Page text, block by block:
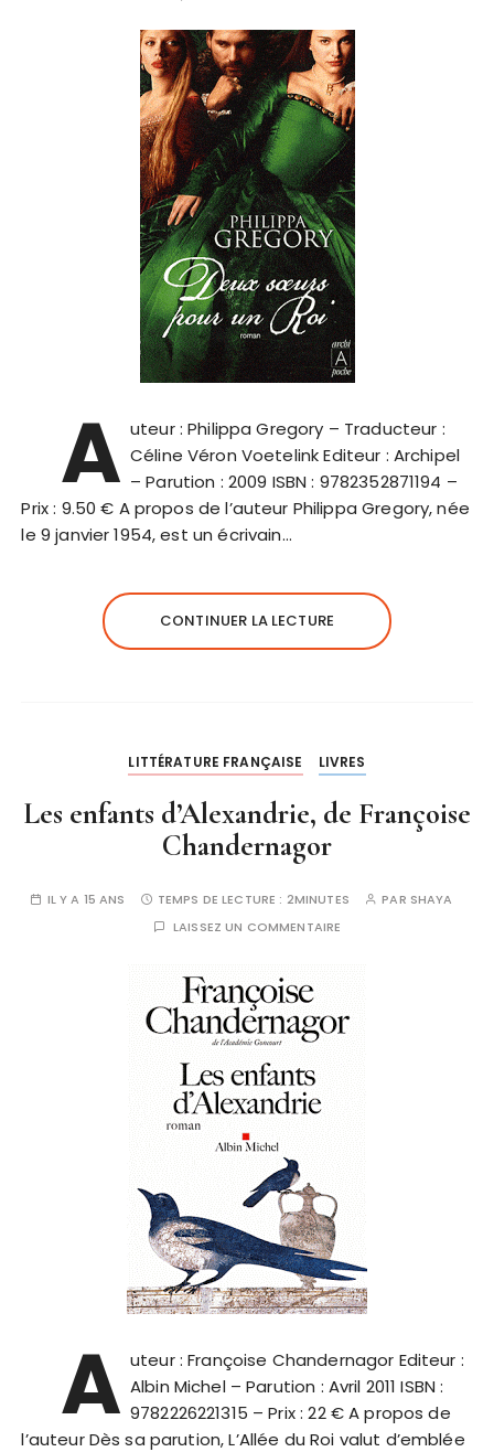
A uteur : Philippa Gregory – Traducteur :
Céline Véron Voetelink Editeur : Archipel
– Parution : 2009 ISBN : 9782352871194 –
Prix : 9.50 € A propos de l’auteur Philippa Gregory, née
le 9 janvier 1954, est un écrivain…
CONTINUER LA LECTURE
LITTÉRATURE FRANÇAISE LIVRES
Les enfants d’Alexandrie, de Françoise
Chandernagor
IL Y A 15 ANS TEMPS DE LECTURE : 2MINUTES PAR SHAYA
LAISSEZ UN COMMENTAIRE
A uteur : Françoise Chandernagor Editeur :
Albin Michel – Parution : Avril 2011 ISBN :
9782226221315 – Prix : 22 € A propos de
l’auteur Dès sa parution, L’Allée du Roi valut d’emblée